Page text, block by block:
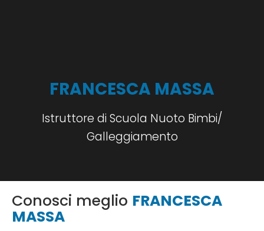
FRANCESCA MASSA
Istruttore di Scuola Nuoto Bimbi/
Galleggiamento
Conosci meglio FRANCESCA
MASSA